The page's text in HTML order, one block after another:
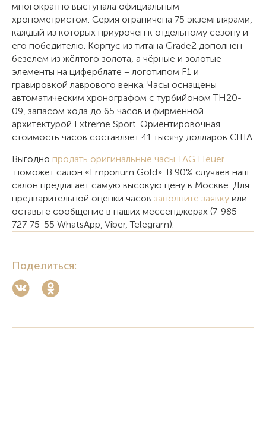
многократно выступала официальным
хронометристом. Серия ограничена 75 экземплярами,
каждый из которых приурочен к отдельному сезону и
его победителю. Корпус из титана Grade2 дополнен
безелем из жёлтого золота, а чёрные и золотые
элементы на циферблате − логотипом F1 и
гравировкой лаврового венка. Часы оснащены
автоматическим хронографом с турбийоном TH20-
09, запасом хода до 65 часов и фирменной
архитектурой Extreme Sport. Ориентировочная
стоимость часов составляет 41 тысячу долларов США.
Выгодно продать оригинальные часы TAG Heuer
поможет салон «Emporium Gold». В 90% случаев наш
салон предлагает самую высокую цену в Москве. Для
предварительной оценки часов заполните заявку или
оставьте сообщение в наших мессенджерах (7-985-
727-75-55 WhatsApp, Viber, Telegram).
Поделиться: